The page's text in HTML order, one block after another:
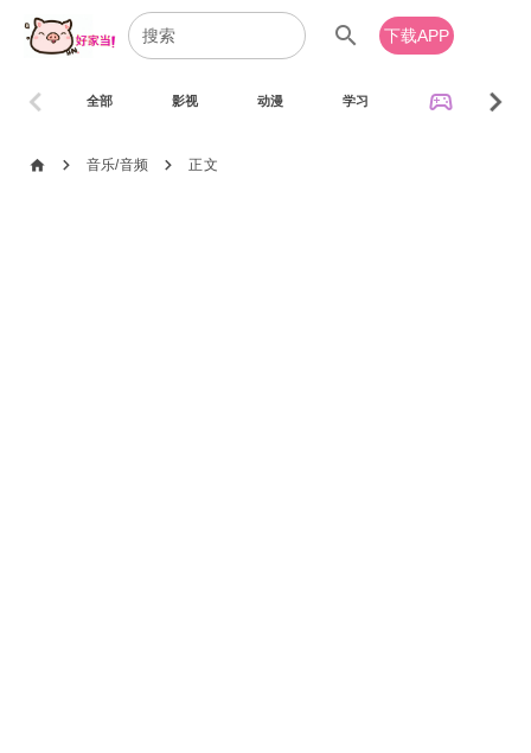
search 下载APP
全部 影视 动漫 学习 sports_esports
chevron_left chevron_right
home chevron_right 音乐/音频 chevron_right 正文